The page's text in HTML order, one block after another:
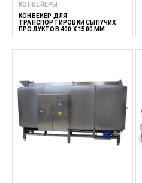
КОНВЕЙЕРЫ
КОНВЕЙЕР ДЛЯ
ТРАНСПОРТИРОВКИ СЫПУЧИХ
ПРОДУКТОВ 400 X 1500 ММ